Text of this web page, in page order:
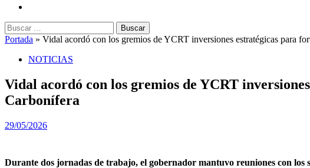
Buscar:
Portada » Vidal acordó con los gremios de YCRT inversiones estratégicas para
NOTICIAS
Vidal acordó con los gremios de YCRT
Carbonífera
29/05/2026
Durante dos jornadas de trabajo, el gobernador mantuvo reuniones con